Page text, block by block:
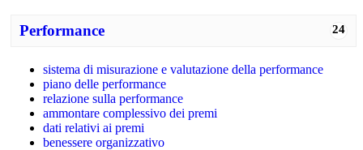
24
Performance
sistema di misurazione e valutazione della performance
piano delle performance
relazione sulla performance
ammontare complessivo dei premi
dati relativi ai premi
benessere organizzativo